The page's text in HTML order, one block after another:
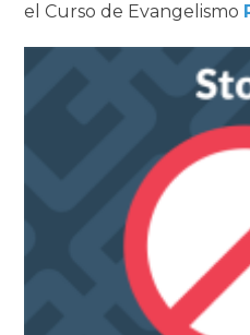
el Curso de Evangelismo